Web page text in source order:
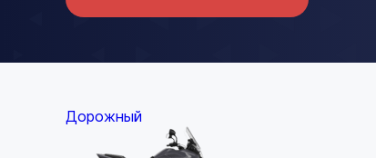
Дорожный